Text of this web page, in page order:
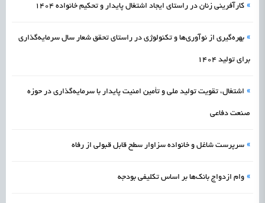
» کارآفرینی زنان در راستای ایجاد اشتغال پایدار و تحکیم خانواده 1404
» بهره‌گیری از نوآوری‌ها و تکنولوژی‌ در راستای تحقق شعار سال سرمایه‌گذاری
برای تولید 1404
» اشتغال، تقویت تولید ملی و تأمین امنیت پایدار با سرمایه‌گذاری در حوزه
صنعت دفاعی
» سرپرست شاغل و خانواده سزاوار سطح قابل قبولی از رفاه
» وام ازدواج بانک‌ها بر اساس تکلیفی بودجه